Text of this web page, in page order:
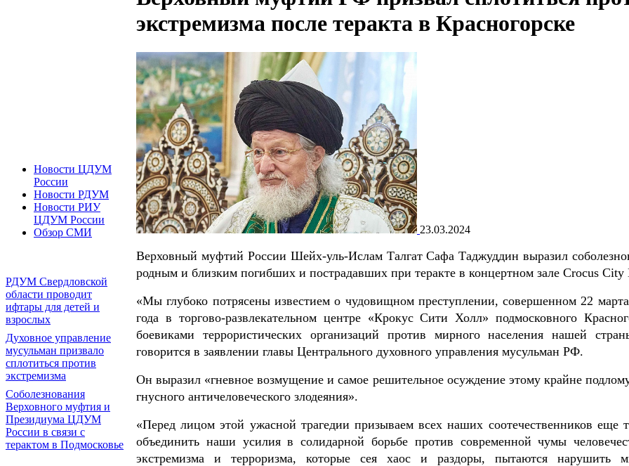
Новости ЦДУМ
России
Новости РДУМ
Новости РИУ
ЦДУМ России
Обзор СМИ
РДУМ Свердловской
области проводит
ифтары для детей и
взрослых
Духовное управление
мусульман призвало
сплотиться против
экстремизма
Соболезнования
Верховного муфтия и
Президиума ЦДУМ
России в связи с
терактом в Подмосковье
экстремизма после теракта в Красногорске
23.03.2024
Верховный муфтий России Шейх-уль-Ислам Талгат Сафа Таджуддин выразил
родным и близким погибших и пострадавших при теракте в концертном зале Crocus City
«Мы глубоко потрясены известием о чудовищном преступлении, совершенном 22
года в торгово-развлекательном центре «Крокус Сити Холл» подмосковного
боевиками террористических организаций против мирного населения нашей
говорится в заявлении главы Центрального духовного управления мусульман РФ.
Он выразил «гневное возмущение и самое решительное осуждение этому крайне
гнусного античеловеческого злодеяния».
«Перед лицом этой ужасной трагедии призываем всех наших соотечественников еще
объединить наши усилия в солидарной борьбе против современной чумы
экстремизма и терроризма, которые сея хаос и раздоры, пытаются нарушить